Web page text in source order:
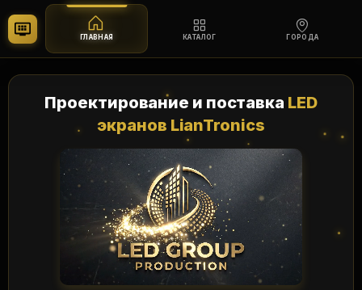
содержимому
Проектирование и поставка LED
экранов LianTronics
ГЛАВНАЯ КАТАЛОГ ГОРОДА